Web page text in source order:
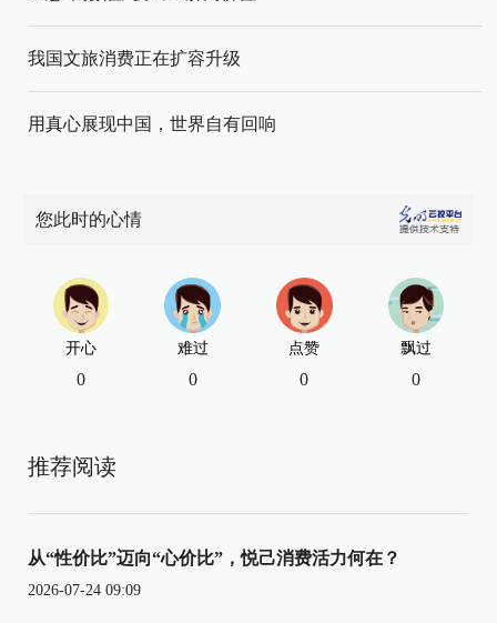
我国文旅消费正在扩容升级
用真心展现中国，世界自有回响
您此时的心情
开心
0
难过
0
点赞
0
飘过
0
推荐阅读
从“性价比”迈向“心价比”，悦己消费活力何在？
2026-07-24 09:09